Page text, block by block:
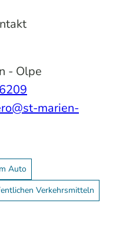
- Olpe
marien-
Auto
Verkehrsmitteln